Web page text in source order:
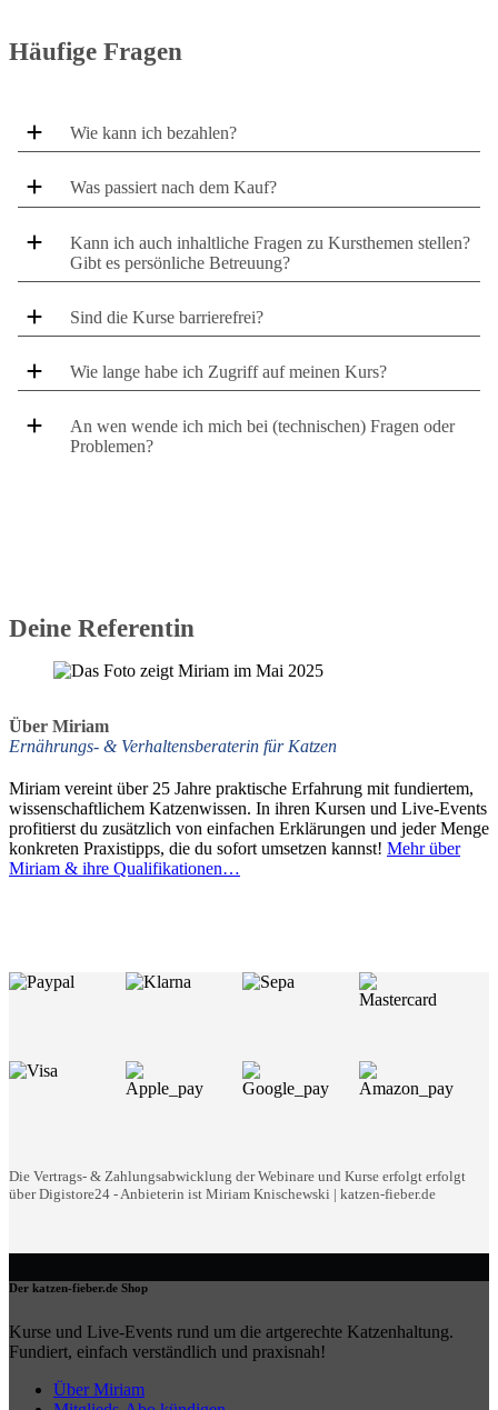
Häufige Fragen
Wie kann ich bezahlen?
Was passiert nach dem Kauf?
Kann ich auch inhaltliche Fragen zu Kursthemen stellen?
Gibt es persönliche Betreuung?
Sind die Kurse barrierefrei?
Wie lange habe ich Zugriff auf meinen Kurs?
An wen wende ich mich bei (technischen) Fragen oder
Problemen?
Deine Referentin
Über Miriam
Ernährungs- & Verhaltensberaterin für Katzen
Miriam vereint über 25 Jahre praktische Erfahrung mit fundiertem,
wissenschaftlichem Katzenwissen. In ihren Kursen und Live-Events
profitierst du zusätzlich von einfachen Erklärungen und jeder Menge
konkreten Praxistipps, die du sofort umsetzen kannst! Mehr über
Miriam & ihre Qualifikationen…
Die Vertrags- & Zahlungsabwicklung der Webinare und Kurse erfolgt erfolgt
über Digistore24 - Anbieterin ist Miriam Knischewski | katzen-fieber.de
Der katzen-fieber.de Shop
Kurse und Live-Events rund um die artgerechte Katzenhaltung.
Fundiert, einfach verständlich und praxisnah!
Über Miriam